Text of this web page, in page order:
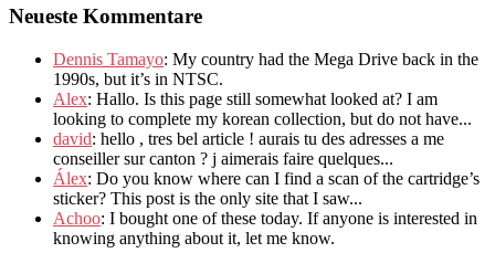
Neueste Kommentare
Dennis Tamayo: My country had the Mega Drive back in the
1990s, but it’s in NTSC.
Alex: Hallo. Is this page still somewhat looked at? I am
looking to complete my korean collection, but do not have...
david: hello , tres bel article ! aurais tu des adresses a me
conseiller sur canton ? j aimerais faire quelques...
Álex: Do you know where can I find a scan of the cartridge’s
sticker? This post is the only site that I saw...
Achoo: I bought one of these today. If anyone is interested in
knowing anything about it, let me know.